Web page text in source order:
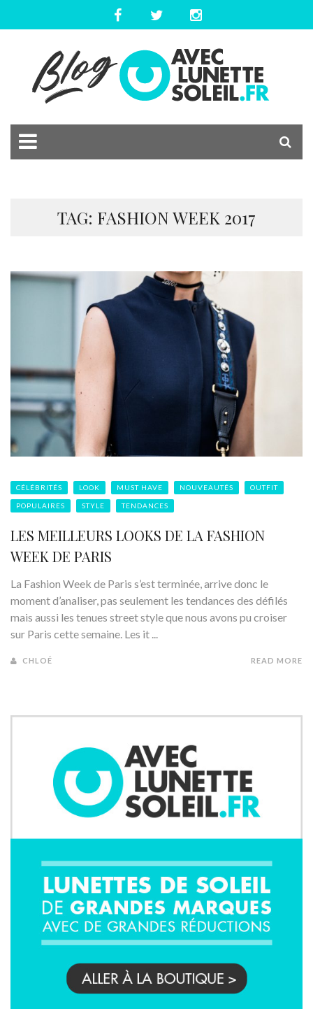
TAG: FASHION WEEK 2017
CÉLÉBRITÉS LOOK MUST HAVE NOUVEAUTÉS OUTFIT
POPULAIRES STYLE TENDANCES
LES MEILLEURS LOOKS DE LA FASHION
WEEK DE PARIS
La Fashion Week de Paris s’est terminée, arrive donc le
moment d’analiser, pas seulement les tendances des défilés
mais aussi les tenues street style que nous avons pu croiser
sur Paris cette semaine. Les it ...
CHLOÉ READ MORE